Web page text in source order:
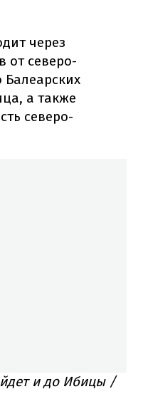
через
от северо-
а также
северо-
и до Ибицы /